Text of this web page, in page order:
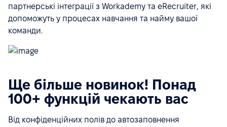
партнерські інтеграції з Workademy та eRecruiter, які
допоможуть у процесах навчання та найму вашої
команди.
Ще більше новинок! Понад
100+ функцій чекають вас
Від конфіденційних полів до автозаповнення